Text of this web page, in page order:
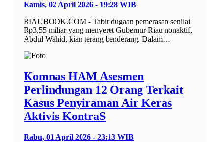
Kamis, 02 April 2026 - 19:28 WIB
RIAUBOOK.COM - Tabir dugaan pemerasan senilai
Rp3,55 miliar yang menyeret Gubernur Riau nonaktif,
Abdul Wahid, kian terang benderang. Dalam…
Komnas HAM Asesmen
Perlindungan 12 Orang Terkait
Kasus Penyiraman Air Keras
Aktivis KontraS
Rabu, 01 April 2026 - 23:13 WIB